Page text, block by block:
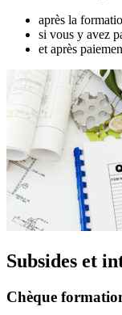
après la
si vous y avez
et après
Subsides et
Chèque